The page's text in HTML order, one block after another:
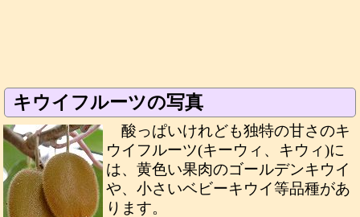
キウイフルーツの写真
酸っぱいけれども独特の甘さのキ
ウイフルーツ(キーウィ、キウィ)に
は、黄色い果肉のゴールデンキウイ
や、小さいベビーキウイ等品種があ
ります。